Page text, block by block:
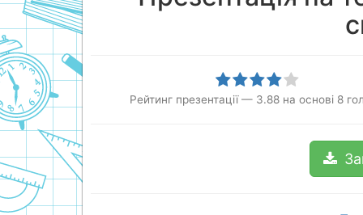
Рейтинг презентації — 3.88на основі 8